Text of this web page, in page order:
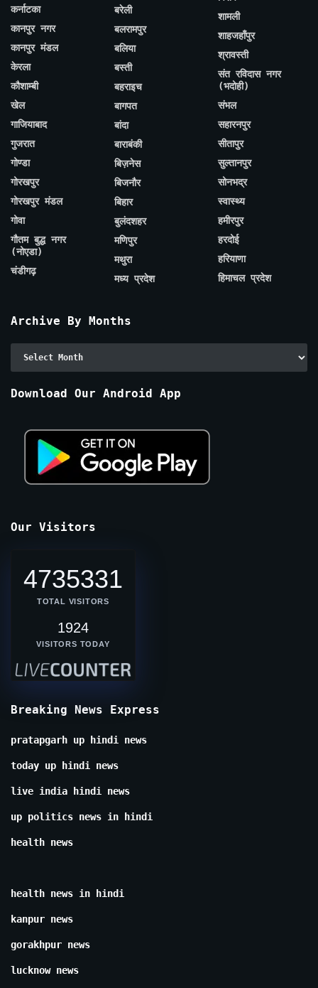
कर्नाटका
कानपुर नगर
कानपुर मंडल
केरला
कौशाम्बी
खेल
गाजियाबाद
गुजरात
गोण्डा
गोरखपुर
गोरखपुर मंडल
गोवा
गौतम बुद्ध नगर
(नोएडा)
चंडीगढ़
बरेली
बलरामपुर
बलिया
बस्ती
बहराइच
बागपत
बांदा
बाराबंकी
बिज़नेस
बिजनौर
बिहार
बुलंदशहर
मणिपुर
मथुरा
मध्य प्रदेश
शामली
शाहजहाँपुर
श्रावस्ती
संत रविदास नगर
(भदोही)
संभल
सहारनपुर
सीतापुर
सुल्तानपुर
सोनभद्र
स्वास्थ्य
हमीरपुर
हरदोई
हरियाणा
हिमाचल प्रदेश
Archive By Months
Download Our Android App
Our Visitors
4735331
TOTAL VISITORS
1924
VISITORS TODAY
Breaking News Express
pratapgarh up hindi news
today up hindi news
live india hindi news
up politics news in hindi
health news
health news in hindi
kanpur news
gorakhpur news
lucknow news